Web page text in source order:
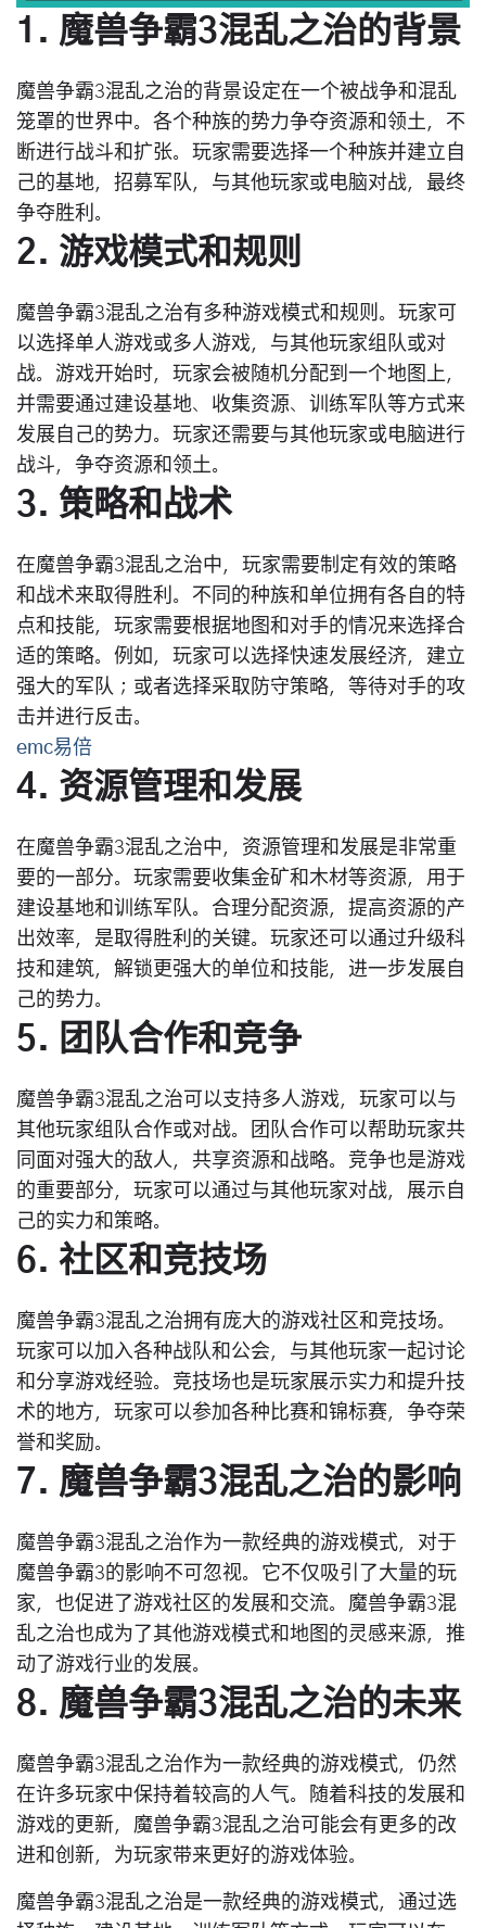
1. 魔兽争霸3混乱之治的背景
魔兽争霸3混乱之治的背景设定在一个被战争和混乱
笼罩的世界中。各个种族的势力争夺资源和领土，不
断进行战斗和扩张。玩家需要选择一个种族并建立自
己的基地，招募军队，与其他玩家或电脑对战，最终
争夺胜利。
2. 游戏模式和规则
魔兽争霸3混乱之治有多种游戏模式和规则。玩家可
以选择单人游戏或多人游戏，与其他玩家组队或对
战。游戏开始时，玩家会被随机分配到一个地图上，
并需要通过建设基地、收集资源、训练军队等方式来
发展自己的势力。玩家还需要与其他玩家或电脑进行
战斗，争夺资源和领土。
3. 策略和战术
在魔兽争霸3混乱之治中，玩家需要制定有效的策略
和战术来取得胜利。不同的种族和单位拥有各自的特
点和技能，玩家需要根据地图和对手的情况来选择合
适的策略。例如，玩家可以选择快速发展经济，建立
强大的军队；或者选择采取防守策略，等待对手的攻
击并进行反击。
emc易倍
4. 资源管理和发展
在魔兽争霸3混乱之治中，资源管理和发展是非常重
要的一部分。玩家需要收集金矿和木材等资源，用于
建设基地和训练军队。合理分配资源，提高资源的产
出效率，是取得胜利的关键。玩家还可以通过升级科
技和建筑，解锁更强大的单位和技能，进一步发展自
己的势力。
5. 团队合作和竞争
魔兽争霸3混乱之治可以支持多人游戏，玩家可以与
其他玩家组队合作或对战。团队合作可以帮助玩家共
同面对强大的敌人，共享资源和战略。竞争也是游戏
的重要部分，玩家可以通过与其他玩家对战，展示自
己的实力和策略。
6. 社区和竞技场
魔兽争霸3混乱之治拥有庞大的游戏社区和竞技场。
玩家可以加入各种战队和公会，与其他玩家一起讨论
和分享游戏经验。竞技场也是玩家展示实力和提升技
术的地方，玩家可以参加各种比赛和锦标赛，争夺荣
誉和奖励。
7. 魔兽争霸3混乱之治的影响
魔兽争霸3混乱之治作为一款经典的游戏模式，对于
魔兽争霸3的影响不可忽视。它不仅吸引了大量的玩
家，也促进了游戏社区的发展和交流。魔兽争霸3混
乱之治也成为了其他游戏模式和地图的灵感来源，推
动了游戏行业的发展。
8. 魔兽争霸3混乱之治的未来
魔兽争霸3混乱之治作为一款经典的游戏模式，仍然
在许多玩家中保持着较高的人气。随着科技的发展和
游戏的更新，魔兽争霸3混乱之治可能会有更多的改
进和创新，为玩家带来更好的游戏体验。
魔兽争霸3混乱之治是一款经典的游戏模式，通过选